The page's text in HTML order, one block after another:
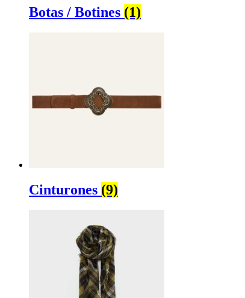
Botas / Botines (1)
Cinturones (9)